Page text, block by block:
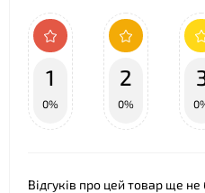
1
0%
2
0%
Відгуків про цей товар ще не